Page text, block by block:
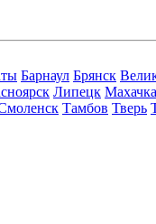
Барнаул Брянск
Липецк
Тамбов Тверь